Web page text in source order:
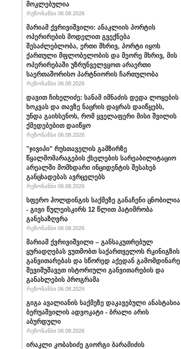
მოკლებულია
რეზონანსი 06.08.2026
მარიამ ქვრივიშვილი: ანაკლიის პორტის
ოპერირების მოდელით გვექნება
შესაძლებლობა, ერთი მხრივ, პორტი იყოს
ქართული მფლობელობის და მეორე მხრივ, მის
ოპერირებაში უზრუნველვყოთ არაერთი
საერთაშორისო პარტნიორის ჩართულობა
რეზონანსი 06.08.2026
დავით ჩიხელიძე: სანამ იმნაძის დედა ლოყების
ხოკვას და თავზე ნაცრის დაყრას დაიწყებს,
უნდა გაიხსენოს, რომ ყველაფერი მისი შვილის
ქმედებებით დაიწყო
რეზონანსი 06.08.2026
"ჯივიპი" რუსთაველის გამზირზე
წყალმომარაგების ქსელების სარეაბილიტაციო
არეალში მომხდარი ინციდენტის შესახებ
განცხადებას ავრცელებს
რეზონანსი 06.08.2026
სფერო ჰოლდინგის საქმეზე განაჩენი ცნობილია
- გივი წულეისკირს 12 წლით პატიმრობა
განესაზღვრა
რეზონანსი 06.08.2026
მარიამ ქვრივიშვილი – განსაკუთრებულ
ყურადღებას ვუთმობთ საქართველოს რკინიგზის
განვითარებას და სწორედ აქედან გამომდინარე
შევიმუშავეთ ისტორიული განვითარების და
განახლების პროგრამა
რეზონანსი 06.08.2026
გიგა ავალიანის საქმეზე დაკავებული ანასტასია
ბერუაშვილის ადვოკატი - ბრალი არის
აბურდული
რეზონანსი 06.08.2026
ირაკლი კობახიძე გიორგი ბარამიძის